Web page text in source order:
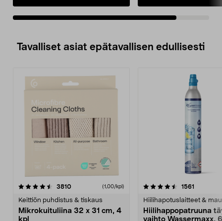
Tavalliset asiat epätavallisen edullisesti
3810arvostelut (1,00/kpl)
Keittiön puhdistus & tiskaus
Mikrokuituliina 32 x 31 cm, 4
kpl
4.5viidestä
1561
Hiilihapotuslaitteet &
Hiilihappopatruuna
vaihto Wassermaxx,
4.5viidestä